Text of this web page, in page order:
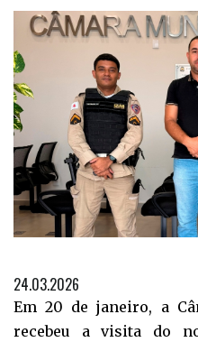
24.03.2026
Em 20 de janeiro, a
recebeu a visita do